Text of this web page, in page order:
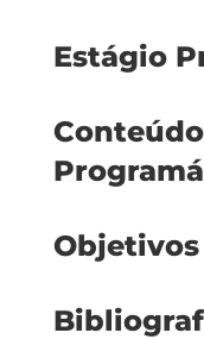
Estágio
Objetivos